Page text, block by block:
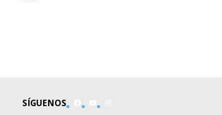
SÍGUENOS